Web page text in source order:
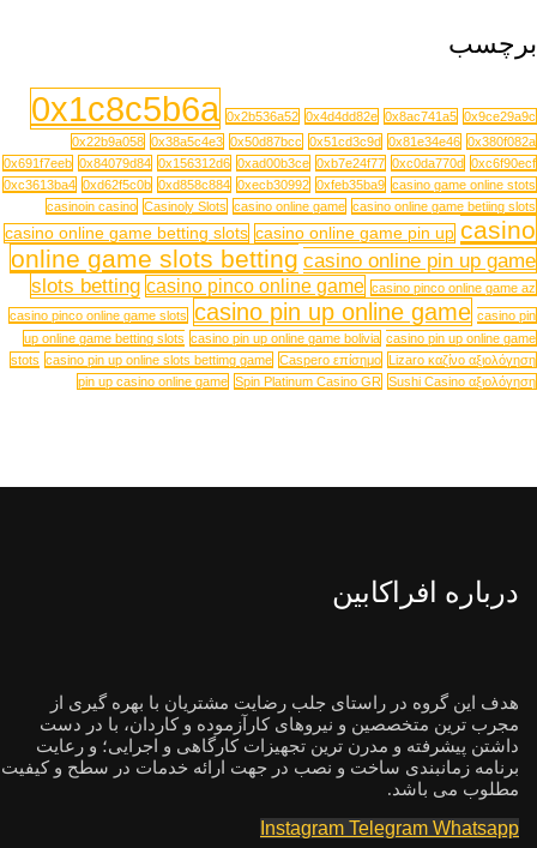
برچسب
0x1c8c5b6a 0x2b536a52 0x4d4dd82e 0x8ac741a5 0x9ce29a9c
0x22b9a058 0x38a5c4e3 0x50d87bcc 0x51cd3c9d 0x81e34e46 0x380f082a
0x691f7eeb 0x84079d84 0x156312d6 0xad00b3ce 0xb7e24f77 0xc0da770d 0xc6f90ecf
0xc3613ba4 0xd62f5c0b 0xd858c884 0xecb30992 0xfeb35ba9 casino game online stots
casinoin casino Casinoly Slots casino online game casino online game betiing slots
casino online game betting slots casino online game pin up casino
online game slots betting casino online pin up game
slots betting casino pinco online game casino pinco online game az
casino pinco online game slots casino pin up online game casino pin
up online game betting slots casino pin up online game bolivia casino pin up online game
stots casino pin up online slots bettimg game Caspero επίσημο Lizaro καζίνο αξιολόγηση
pin up casino online game Spin Platinum Casino GR Sushi Casino αξιολόγηση
درباره افراکابین
هدف این گروه در راستای جلب رضایت مشتریان با بهره گیری از
مجرب ترین متخصصین و نیروهای کارآزموده و کاردان، با در دست
داشتن پیشرفته و مدرن ترین تجهیزات کارگاهی و اجرایی؛ و رعایت
برنامه زمانبندی ساخت و نصب در جهت ارائه خدمات در سطح و کیفیت
مطلوب می باشد.
Instagram Telegram Whatsapp